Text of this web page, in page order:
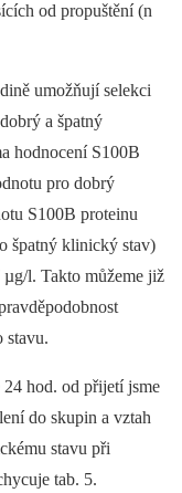
od propuštění (n
umožňují selekci
a špatný
hodnocení S100B
pro dobrý
S100B proteinu
špatný klinický stav)
l. Takto můžeme již
stavu.
hod. od přijetí jsme
do skupin a vztah
stavu při
tab. 5.